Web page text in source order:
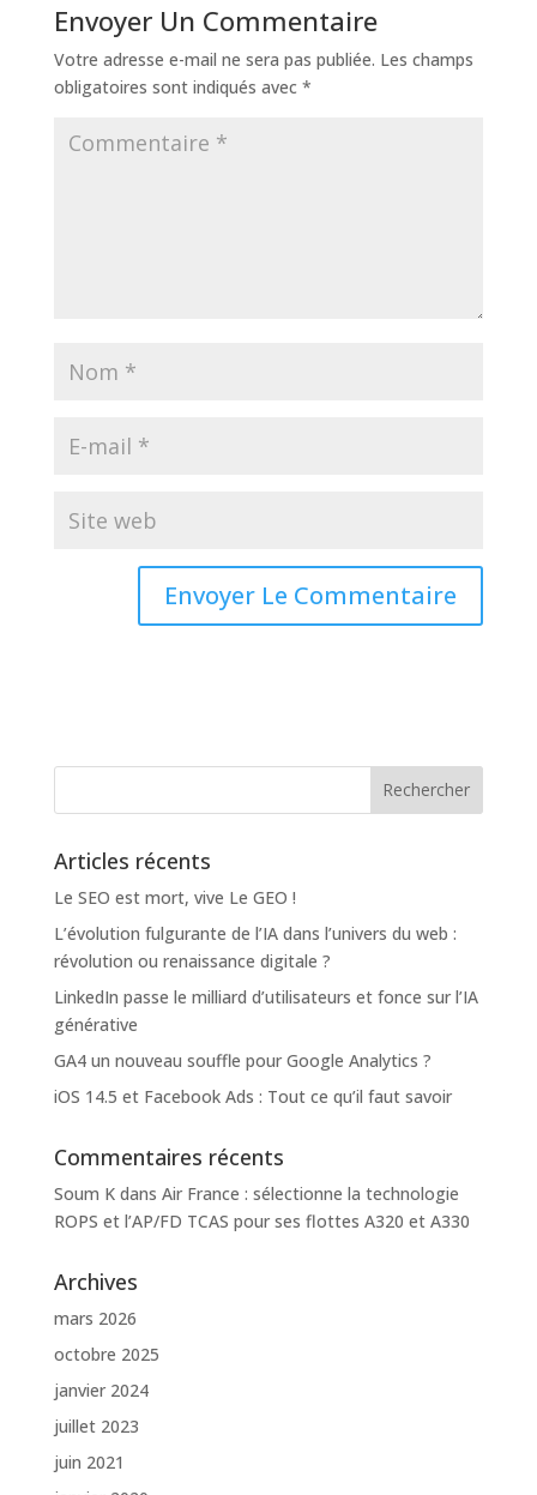
Envoyer Un Commentaire
Votre adresse e-mail ne sera pas publiée. Les champs
obligatoires sont indiqués avec *
Articles récents
Le SEO est mort, vive Le GEO !
L’évolution fulgurante de l’IA dans l’univers du web :
révolution ou renaissance digitale ?
LinkedIn passe le milliard d’utilisateurs et fonce sur l’IA
générative
GA4 un nouveau souffle pour Google Analytics ?
iOS 14.5 et Facebook Ads : Tout ce qu’il faut savoir
Commentaires récents
Soum Kdans Air France : sélectionne la technologie
ROPS et l’AP/FD TCAS pour ses flottes A320 et A330
Archives
mars 2026
octobre 2025
janvier 2024
juillet 2023
juin 2021